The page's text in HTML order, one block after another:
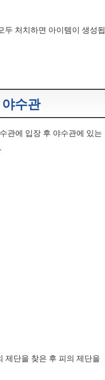
두 처치하면 아이템이 생성됩
수관
관에 입장 후 야수관에 있는
제단을 찾은 후 피의 제단을